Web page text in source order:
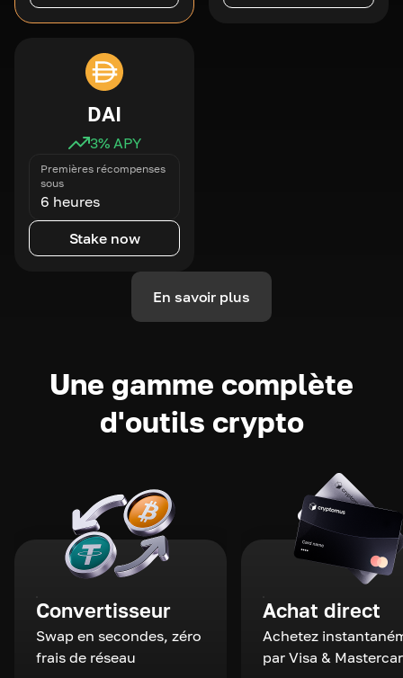
DAI
3% APY
Premières récompenses
sous
6 heures
Stake now
En savoir plus
Une gamme complète
d'outils crypto
Convertisseur
Swap en secondes, zéro
frais de réseau
Achat direct
Achetez
par Visa &